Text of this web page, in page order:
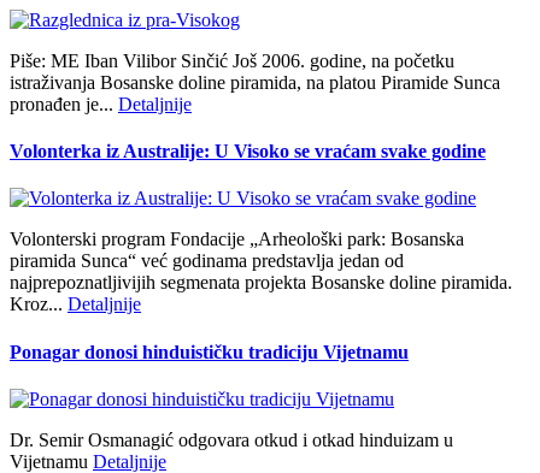
Piše: ME Iban Vilibor Sinčić Još 2006. godine, na početku
istraživanja Bosanske doline piramida, na platou Piramide Sunca
pronađen je... Detaljnije
Volonterka iz Australije: U Visoko se vraćam svake godine
Volonterski program Fondacije „Arheološki park: Bosanska
piramida Sunca“ već godinama predstavlja jedan od
najprepoznatljivijih segmenata projekta Bosanske doline piramida.
Kroz... Detaljnije
Ponagar donosi hinduističku tradiciju Vijetnamu
Dr. Semir Osmanagić odgovara otkud i otkad hinduizam u
Vijetnamu Detaljnije